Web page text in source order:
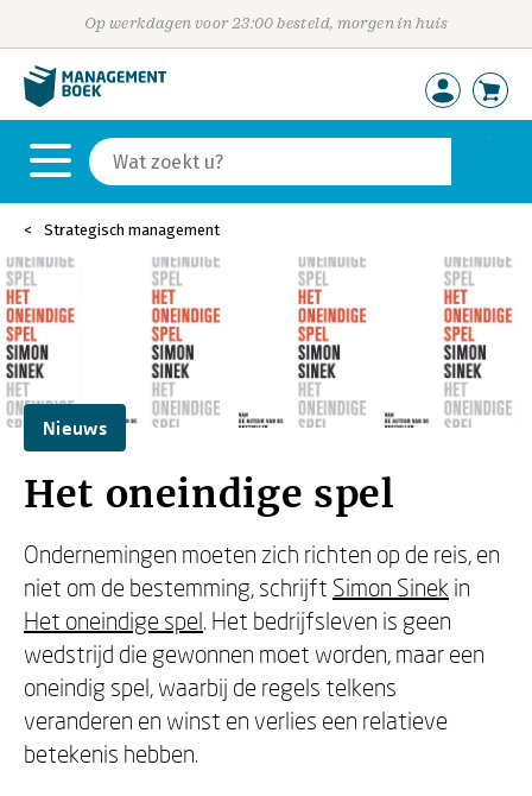
Op werkdagen voor 23:00 besteld, morgen in huis
Strategisch management
Nieuws
Het oneindige spel
Ondernemingen moeten zich richten op de reis, en
niet om de bestemming, schrijft Simon Sinek in
Het oneindige spel. Het bedrijfsleven is geen
wedstrijd die gewonnen moet worden, maar een
oneindig spel, waarbij de regels telkens
veranderen en winst en verlies een relatieve
betekenis hebben.